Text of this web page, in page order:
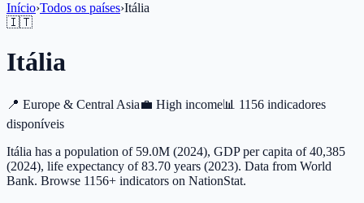
Início›Todos os países›Itália
🇮🇹
Itália
📍 Europe & Central Asia💼 High income 📊 1156 indicadores
disponíveis
Itália has a population of 59.0M (2024), GDP per capita of 40,385
(2024), life expectancy of 83.70 years (2023). Data from World
Bank. Browse 1156+ indicators on NationStat.